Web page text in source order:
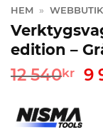
HEM » WEBBUTIK
edition –
12 540kr 9